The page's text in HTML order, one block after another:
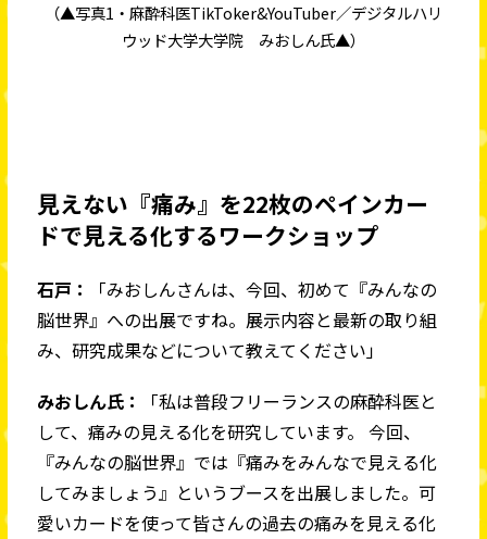
（▲写真1・麻酔科医TikToker&YouTuber／デジタルハリ
ウッド大学大学院 みおしん氏▲）
見えない『痛み』を22枚のペインカー
ドで見える化するワークショップ
石戸：
「みおしんさんは、今回、初めて『みんなの
脳世界』への出展ですね。展示内容と最新の取り組
み、研究成果などについて教えてください」
みおしん氏：
「私は普段フリーランスの麻酔科医と
して、痛みの見える化を研究しています。 今回、
『みんなの脳世界』では『痛みをみんなで見える化
してみましょう』というブースを出展しました。可
愛いカードを使って皆さんの過去の痛みを見える化